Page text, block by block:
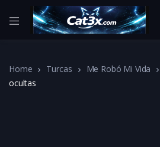
Home Turcas Me Robó Mi Vida
ocultas